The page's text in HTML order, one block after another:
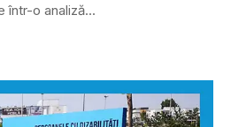
într-o analiză...